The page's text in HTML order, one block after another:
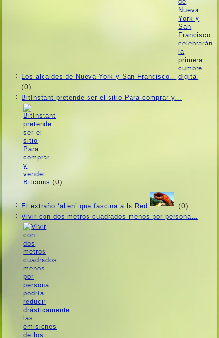
Los alcaldes de Nueva York y San Francisco…
(0)
BitInstant pretende ser el sitio Para comprar y…
(0)
El extraño ‘alien’ que fascina a la Red (0)
Vivir con dos metros cuadrados menos por persona…